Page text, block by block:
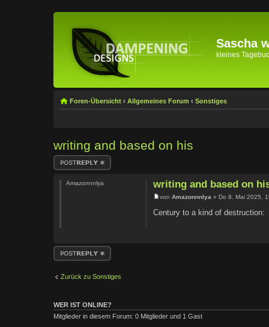
Sascha
kleines
Foren-Übersicht ‹ Allgemeines Forum ‹ Sonstiges
writing and based on his
Antwort erstellen
writing and based on
vonAmazonnnlya » Do 8. Mai 2025,
Century to a kind of destruction:
Amazonnnlya
Antwort erstellen
Zurück zu Sonstiges
WER IST ONLINE?
Mitglieder in diesem Forum: 0 Mitglieder und 1 Gast